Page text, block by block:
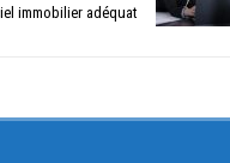
immobilier adéquat